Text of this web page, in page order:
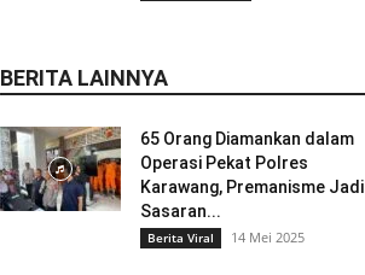
BERITA LAINNYA
65 Orang Diamankan dalam
Operasi Pekat Polres
Karawang, Premanisme Jadi
Sasaran...
Berita Viral 14 Mei 2025